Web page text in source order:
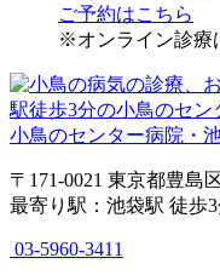
ご予約はこちら
※オンライン診療
小鳥のセンター病院・
〒171-0021 東京都豊島
最寄り駅：池袋駅 徒歩3
03-5960-3411